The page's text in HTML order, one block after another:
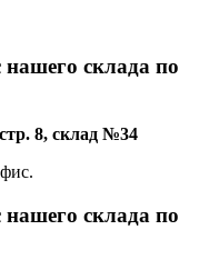
нашего склада по
8, склад №34
нашего склада по